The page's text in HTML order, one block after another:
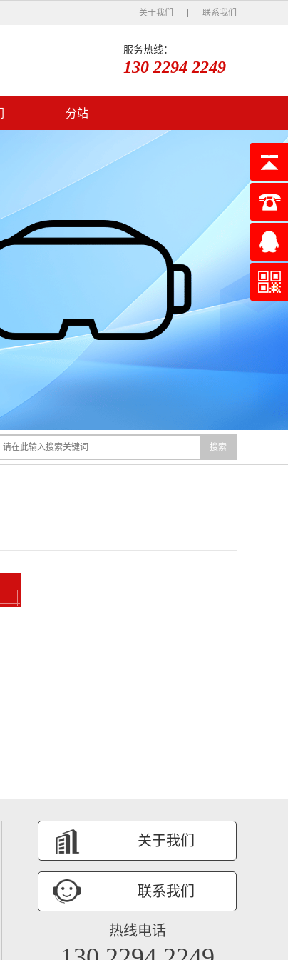
关于我们 联系我们
服务热线：
130 2294 2249
分站
搜索
关于我们
联系我们
热线电话